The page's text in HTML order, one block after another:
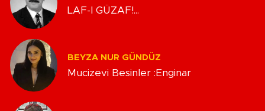
LAF-I GÜZAF!...
BEYZA NUR GÜNDÜZ
Mucizevi Besinler :Enginar